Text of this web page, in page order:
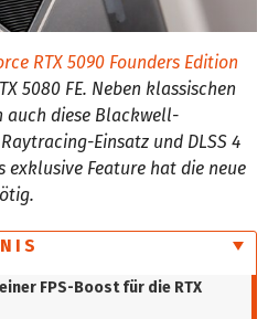
RTX 5090 Founders Edition
5080 FE. Neben klassischen
auch diese Blackwell-
Einsatz und DLSS 4
exklusive Feature hat die neue
FPS-Boost für die RTX